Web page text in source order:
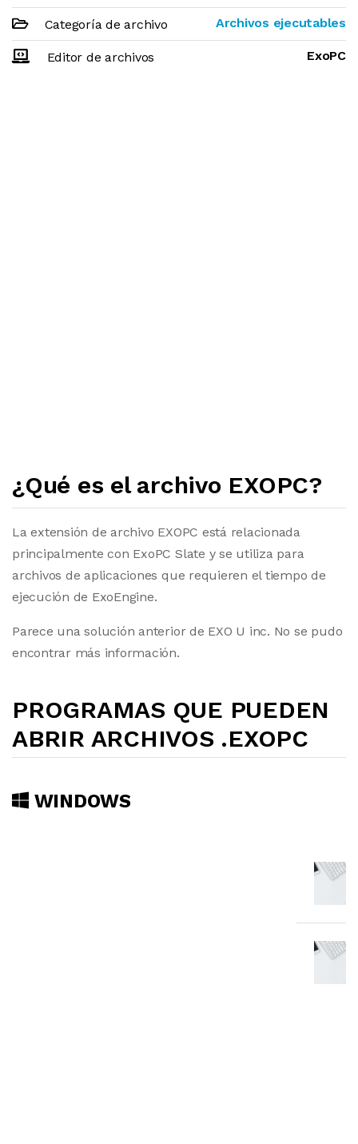
Categoría de archivo Archivos ejecutables
Editor de archivos ExoPC
¿Qué es el archivo EXOPC?
La extensión de archivo EXOPC está relacionada
principalmente con ExoPC Slate y se utiliza para
archivos de aplicaciones que requieren el tiempo de
ejecución de ExoEngine.
Parece una solución anterior de EXO U inc. No se pudo
encontrar más información.
PROGRAMAS QUE PUEDEN
ABRIR ARCHIVOS .EXOPC
WINDOWS